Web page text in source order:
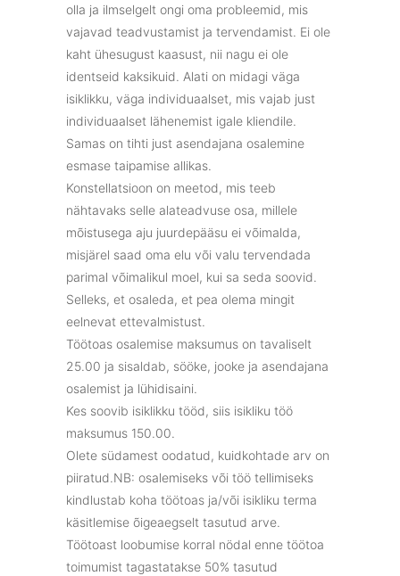
olla ja ilmselgelt ongi oma probleemid, mis
vajavad teadvustamist ja tervendamist. Ei ole
kaht ühesugust kaasust, nii nagu ei ole
identseid kaksikuid. Alati on midagi väga
isiklikku, väga individuaalset, mis vajab just
individuaalset lähenemist igale kliendile.
Samas on tihti just asendajana osalemine
esmase taipamise allikas.
Konstellatsioon on meetod, mis teeb
nähtavaks selle alateadvuse osa, millele
mõistusega aju juurdepääsu ei võimalda,
misjärel saad oma elu või valu tervendada
parimal võimalikul moel, kui sa seda soovid.
Selleks, et osaleda, et pea olema mingit
eelnevat ettevalmistust.
Töötoas osalemise maksumus on tavaliselt
25.00 ja sisaldab, sööke, jooke ja asendajana
osalemist ja lühidisaini.
Kes soovib isiklikku tööd, siis isikliku töö
maksumus 150.00.
Olete südamest oodatud, kuidkohtade arv on
piiratud.NB: osalemiseks või töö tellimiseks
kindlustab koha töötoas ja/või isikliku terma
käsitlemise õigeaegselt tasutud arve.
Töötoast loobumise korral nödal enne töötoa
toimumist tagastatakse 50% tasutud